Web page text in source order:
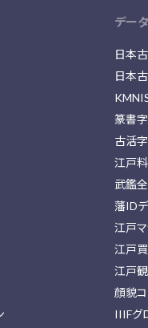
デー
日本
日本
篆書
古活
江戸料
武鑑
藩IDデ
江戸
江戸
江戸
顔貌コ
IIIFグ